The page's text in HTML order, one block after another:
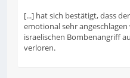
[...] hat sich bestätigt, dass
emotional sehr
israelischen Bombenangriff
verloren.